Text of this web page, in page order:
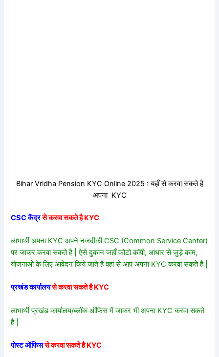
Bihar Vridha Pension KYC Online 2025 : यहाँ से करवा सकते है
अपना KYC
CSC केंद्रसे करवा सकते है KYC
लाभार्थी अपना KYC अपने नजदीकी CSC (Common Service Center)
पर जाकर करवा सकते है | ऐसे दुकान जहाँ फोटो कॉपी, आधार से जुड़े काम,
योजनाओ के लिए आवेदन किये जाते है वहां से आप अपना KYC करवा सकते है |
प्रखंड कार्यालयसे करवा सकते है KYC
लाभार्थी प्रखंड कार्यालय/ब्लॉक ऑफिस में जाकर भी अपना KYC करवा सकते
है |
पोस्ट ऑफिससे करवा सकते है KYC